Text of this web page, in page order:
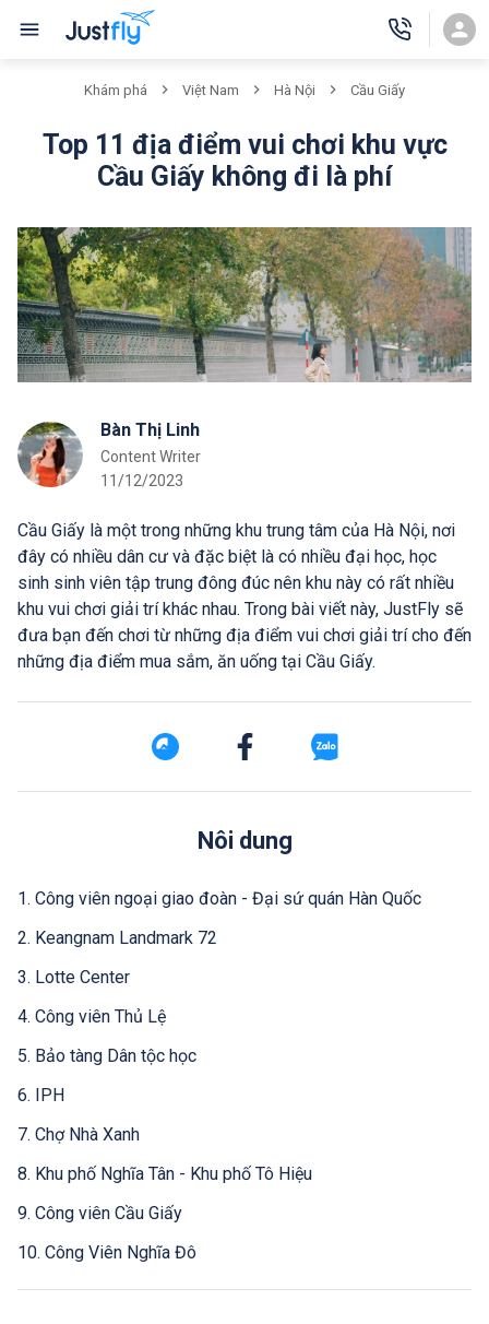
Khám phá Việt Nam Hà Nội Cầu Giấy
Top 11 địa điểm vui chơi khu vực
Cầu Giấy không đi là phí
Bàn Thị Linh
Content Writer
11/12/2023
Cầu Giấy là một trong những khu trung tâm của Hà Nội, nơi
đây có nhiều dân cư và đặc biệt là có nhiều đại học, học
sinh sinh viên tập trung đông đúc nên khu này có rất nhiều
khu vui chơi giải trí khác nhau. Trong bài viết này, JustFly sẽ
đưa bạn đến chơi từ những địa điểm vui chơi giải trí cho đến
những địa điểm mua sắm, ăn uống tại Cầu Giấy.
Nôi dung
1. Công viên ngoại giao đoàn - Đại sứ quán Hàn Quốc
2. Keangnam Landmark 72
3. Lotte Center
4. Công viên Thủ Lệ
5. Bảo tàng Dân tộc học
6. IPH
7. Chợ Nhà Xanh
8. Khu phố Nghĩa Tân - Khu phố Tô Hiệu
9. Công viên Cầu Giấy
10. Công Viên Nghĩa Đô
11. Bảo tàng Hà Nội